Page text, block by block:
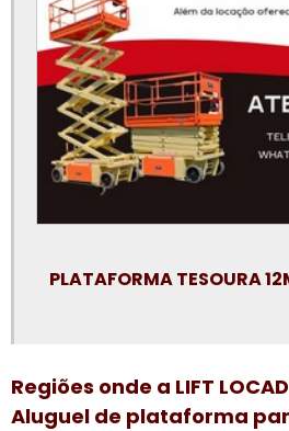
Plataforma elevatória 40 metros
Plataforma elevatória 45 metros
Plataforma elevatória 6 metros
Plataforma elevatória aluguel preço
Plataforma elevatória articulada 15m
Plataforma elevatória articulada
Plataforma elevatória preço aluguel
PLATAFORMA TESOURA
Regiões onde a LIFT
Aluguel de plataforma